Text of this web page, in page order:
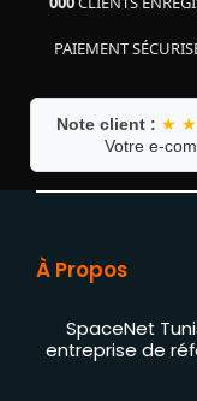
PAIEMENT
Note client : ★
Votre e-
À Propos
SpaceNet
entreprise de